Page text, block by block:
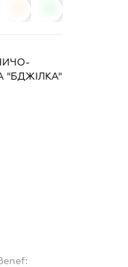
"БДЖІЛКА"